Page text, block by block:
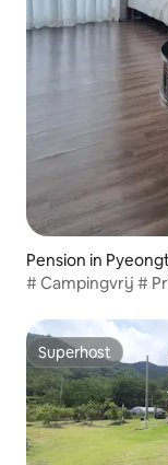
Pension in
# Campingvrij #
Superhost
Superhost